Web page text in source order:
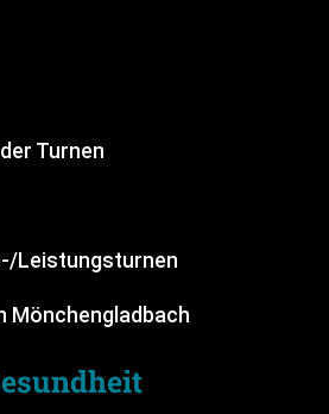
Turnen
Leistungsturnen
Mönchengladbach